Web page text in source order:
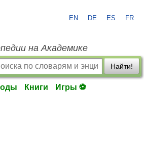
EN DE ES FR
на Академике
Найти!
Книги Игры ⚽